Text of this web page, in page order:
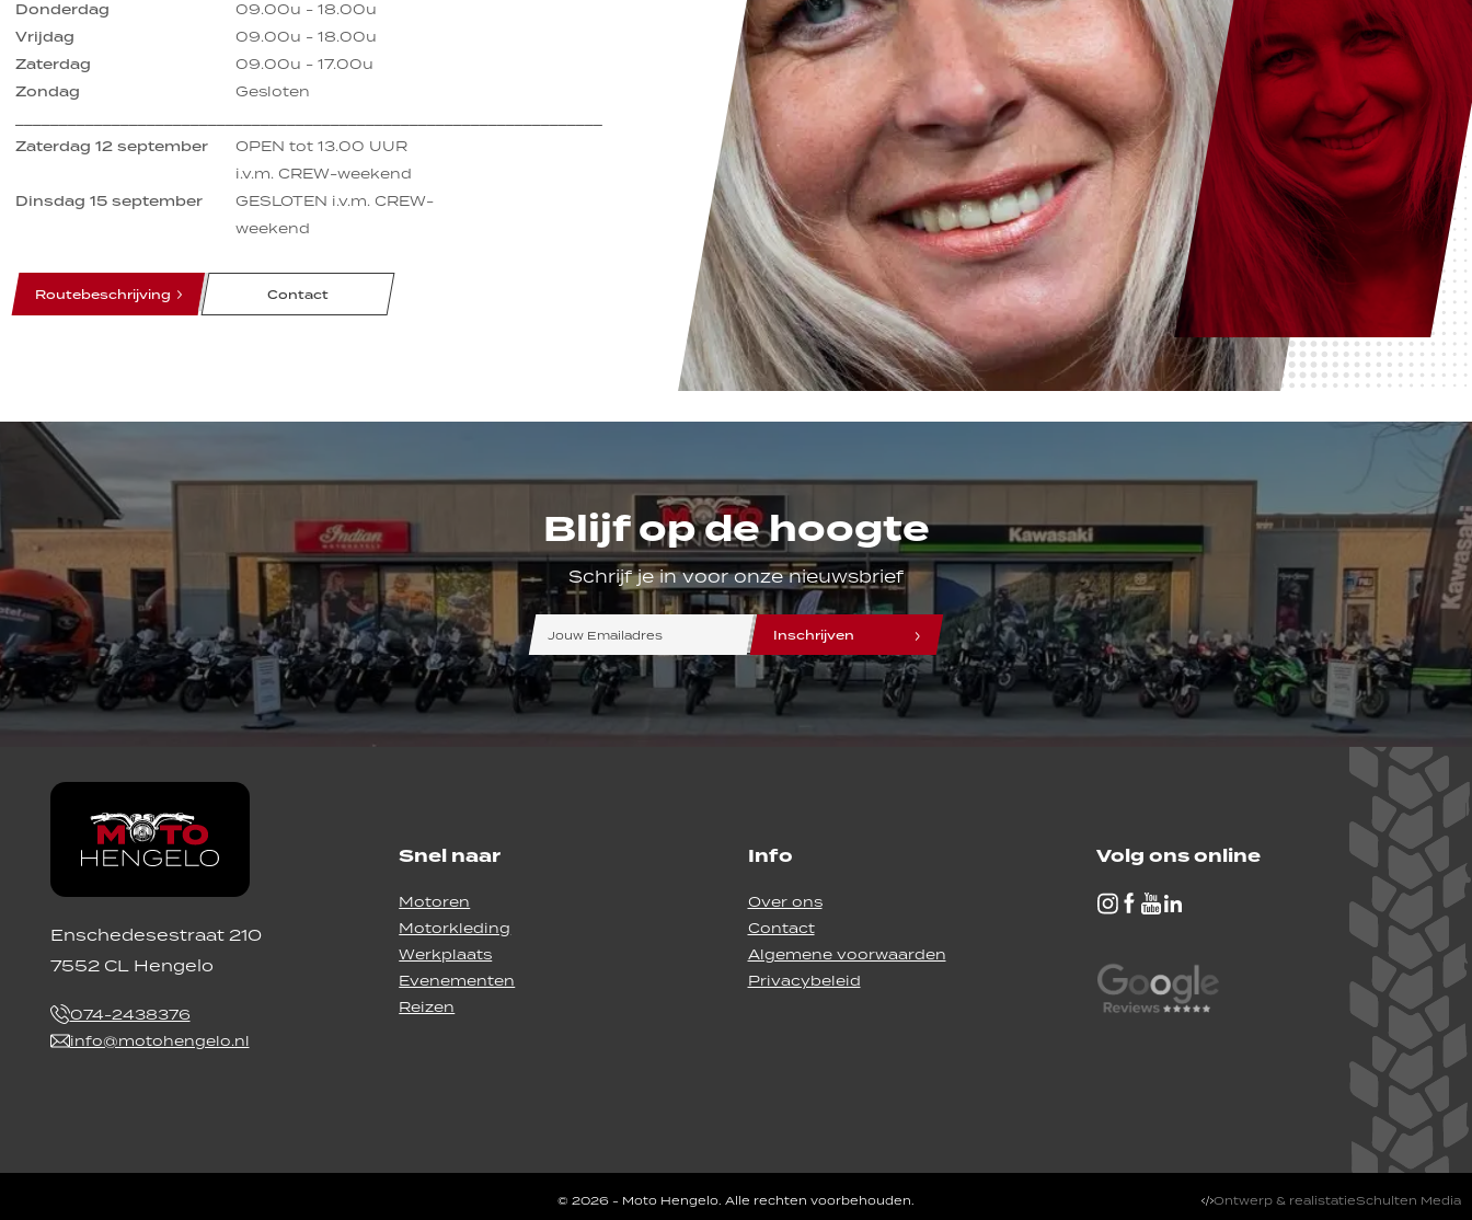
Donderdag
09.00u - 18.00u
Vrijdag
09.00u - 18.00u
Zaterdag
09.00u - 17.00u
Zondag
Gesloten
Zaterdag 12 september
OPEN tot 13.00 UUR
i.v.m. CREW-weekend
Dinsdag 15 september
GESLOTEN i.v.m. CREW-
weekend
Routebeschrijving
line
line
line
Contact
Blijf op de hoogte
Schrijf je in voor onze nieuwsbrief
line
line
lineInschrijven
Enschedesestraat 210
7552 CL Hengelo
074-2438376
info@motohengelo.nl
Snel naar
Motoren
Motorkleding
Werkplaats
Evenementen
Reizen
Info
Over ons
Contact
Algemene voorwaarden
Privacybeleid
Volg ons online
© 2026 - Moto Hengelo. Alle rechten voorbehouden. Ontwerp & realistatieSchulten Media